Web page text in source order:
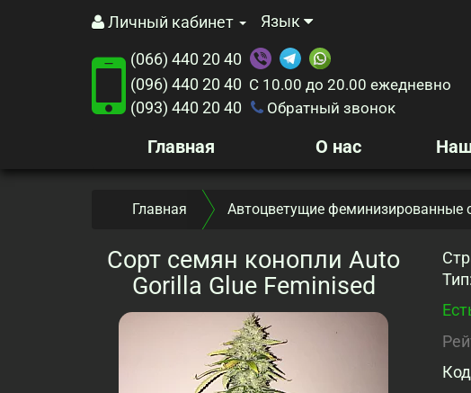
Личный кабинет Язык
(066) 440 20 40
(096) 440 20 40 С 10.00 до 20.00 ежедневно
(093) 440 20 40 Обратный звонок
Главная О нас
Главная Автоцветущие феминизированные
Сорт семян конопли Auto
Gorilla Glue Feminised
Тип: